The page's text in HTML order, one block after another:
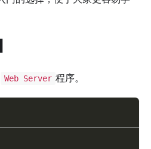
Web Server 程序。